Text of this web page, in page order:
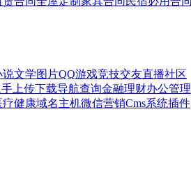
说文学图片QQ游戏竞技交友直播社区
上传下载导航查询金融理财办公管理
疗健康域名主机微信营销Cms系统插件